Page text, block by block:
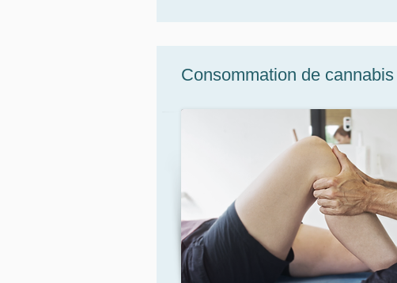
Consommation de